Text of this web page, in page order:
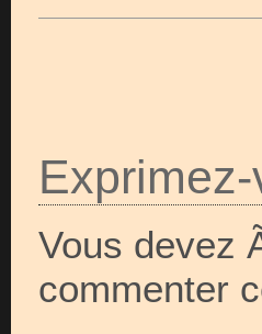
Vous devez
commenter